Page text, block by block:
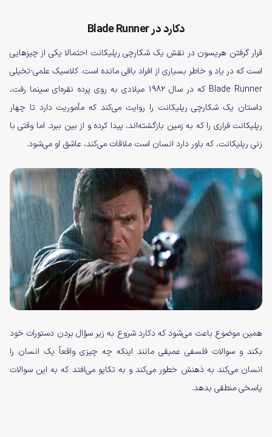
دکارد در Blade Runner
قرار گرفتن هریسون در نقش یک شکارچی رپلیکانت احتمالا یکی از چیزهایی
است که در یاد و خاطر بسیاری از افراد باقی مانده است. کلاسیک علمی-تخیلی
Blade Runner که در سال ۱۹۸۲ میلادی به روی پرده نقره‌ای سینما رفت،
داستان یک شکارچی رپلیکانت‌ را روایت می‌کند که مأموریت دارد تا چهار
رپلیکانت فراری را که به زمین بازگشته‌اند، پیدا کرده و از بین ببرد. اما وقتی با
زنی رپلیکانت، که باور دارد انسان است ملاقات می‌کند، عاشق او می‌شود.
همین موضوع باعث می‌شود که دکارد شروع به زیر سؤال بردن دستورات خود
بکند و سوالات فلسفی عمیقی مانند اینکه چه چیزی واقعاً یک انسان را
انسان می‌کند به ذهنش خطور می‌کند و به تکاپو می‌افتد که به این سوالات
پاسخی منطقی بدهد.